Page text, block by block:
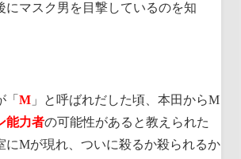
にマスク男を目撃しているのを知
M 」と呼ばれだした頃、本田からM
能力者の可能性があると教えられた
にMが現れ、ついに殺るか殺られるか